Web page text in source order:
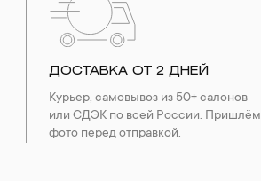
ДОСТАВКА ОТ 2 ДНЕЙ
Курьер, самовывоз из 50+ салонов
или СДЭК по всей России. Пришлём
фото перед отправкой.